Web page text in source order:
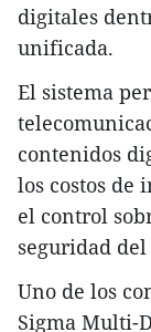
digitales
unificada.
El sistema
contenidos
los costos de
el control
seguridad
Uno de los
Sigma Multi-